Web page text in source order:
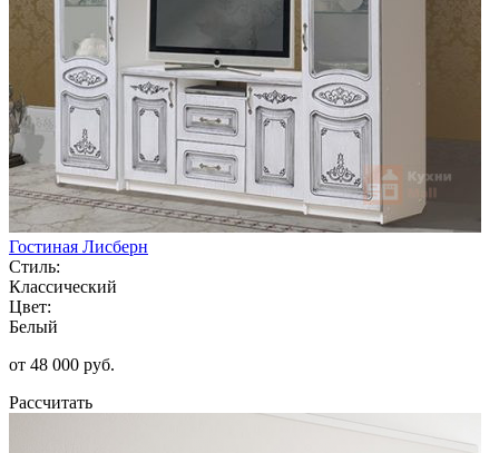
Гостиная Лисберн
Стиль:
Классический
Цвет:
Белый
от 48 000 руб.
Рассчитать